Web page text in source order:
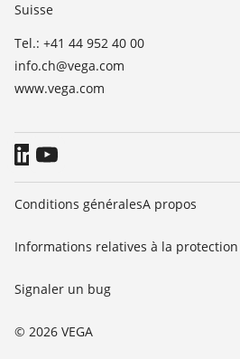
Blog
Suisse
Tel.: +41 44 952 40 00
info.ch@vega.com
www.vega.com
© 2026 VEGA
Conditions généralesA propos
Informations relatives à la
Signaler un bug